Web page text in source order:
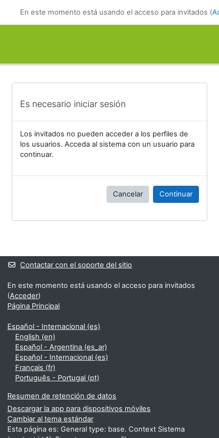
En este momento está usando el acceso para invitados (
Es necesario iniciar sesión
Los invitados no pueden acceder a los perfiles de
los usuarios. Acceda al sistema con un usuario para
continuar.
Cancelar Continuar
Bloques suplementarios
Contactar con el soporte del sitio
En este momento está usando el acceso para invitados
(Acceder)
Página Principal
Español - Internacional ‎(es)‎
English ‎(en)‎
Español - Argentina ‎(es_ar)‎
Español - Internacional ‎(es)‎
Français ‎(fr)‎
Português - Portugal ‎(pt)‎
Resumen de retención de datos
Descargar la app para dispositivos móviles
Cambiar al tema estándar
Esta página es: General type: base. Context Sistema